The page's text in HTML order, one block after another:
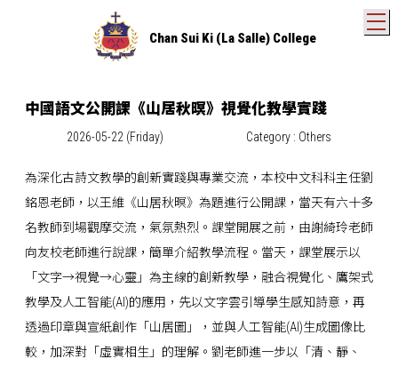
Chan Sui Ki (La Salle) College
中國語文公開課《山居秋暝》視覺化教學實踐
2026-05-22 (Friday) Category : Others
為深化古詩文教學的創新實踐與專業交流，本校中文科科主任劉
銘恩老師，以王維《山居秋暝》為題進行公開課，當天有六十多
名教師到場觀摩交流，氣氛熱烈。課堂開展之前，由謝綺玲老師
向友校老師進行說課，簡單介紹教學流程。當天，課堂展示以
「文字→視覺→心靈」為主線的創新教學，融合視覺化、鷹架式
教學及人工智能(AI)的應用，先以文字雲引導學生感知詩意，再
透過印章與宣紙創作「山居圖」，並與人工智能(AI)生成圖像比
較，加深對「虛實相生」的理解。劉老師進一步以「清、靜、